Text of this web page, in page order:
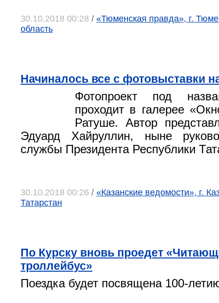
30.10.2018 00:28 / «Тюменская правда», г.
область
Начиналось все с фотовыставки
Фотопроект под
проходит в галерее
Ратуше. Автор
Эдуард Хайруллин, ныне
службы Президента Республики
30.10.2018 00:26 / «Казанские ведомости», г.
Татарстан
По Курску вновь проедет
троллейбус»
Поездка будет посвящена 100-